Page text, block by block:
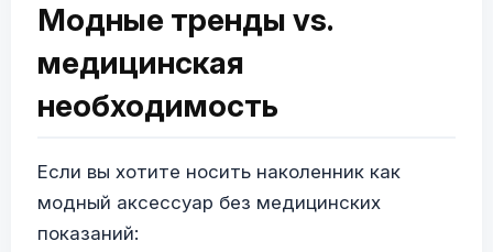
Модные тренды vs.
медицинская
необходимость
Если вы хотите носить наколенник как
модный аксессуар без медицинских
показаний: